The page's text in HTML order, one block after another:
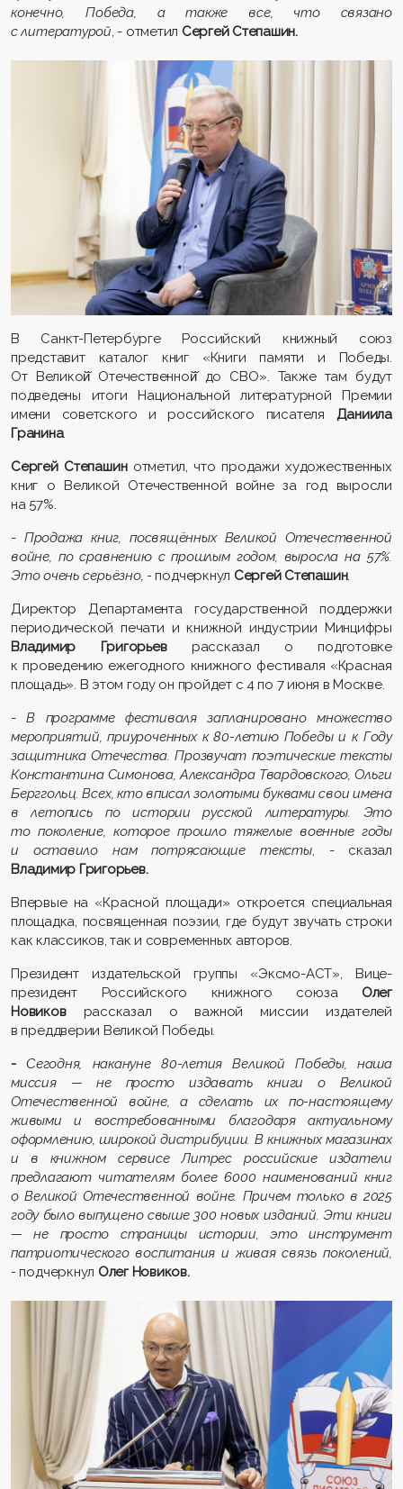
конечно, Победа, а также все, что связано
с литературой, - отметил Сергей Степашин.
В Санкт-Петербурге Российский книжный союз
представит каталог книг «Книги памяти и Победы.
От Великой̆ Отечественной̆ до СВО». Также там будут
подведены итоги Национальной литературной Премии
имени советского и российского писателя Даниила
Гранина.
Сергей Степашинотметил, что продажи художественных
книг о Великой Отечественной войне за год выросли
на 57%.
- Продажа книг, посвящённых Великой Отечественной
войне, по сравнению с прошлым годом, выросла на 57%.
Это очень серьёзно, -подчеркнул Сергей Степашин.
Директор Департамента государственной поддержки
периодической печати и книжной индустрии Минцифры
Владимир Григорьев рассказал о подготовке
к проведению ежегодного книжного фестиваля «Красная
площадь». В этом году он пройдет с 4 по 7 июня в Москве.
-В программе фестиваля запланировано множество
мероприятий, приуроченных к 80-летию Победы и к Году
защитника Отечества. Прозвучат поэтические тексты
Константина Симонова, Александра Твардовского, Ольги
Берггольц. Всех, кто вписал золотыми буквами свои имена
в летопись по истории русской литературы. Это
то поколение, которое прошло тяжелые военные годы
и оставило нам потрясающие тексты, - сказал
Владимир Григорьев.
Впервые на «Красной площади» откроется специальная
площадка, посвященная поэзии, где будут звучать строки
как классиков, так и современных авторов.
Президент издательской группы «Эксмо-АСТ», Вице-
президент Российского книжного союза Олег
Новиков рассказал о важной миссии издателей
в преддверии Великой Победы.
-Сегодня, накануне 80-летия Великой Победы, наша
миссия — не просто издавать книги о Великой
Отечественной войне, а сделать их по-настоящему
живыми и востребованными благодаря актуальному
оформлению, широкой дистрибуции. В книжных магазинах
и в книжном сервисе Литрес российские издатели
предлагают читателям более 6000 наименований книг
о Великой Отечественной войне. Причем только в 2025
году было выпущено свыше 300 новых изданий. Эти книги
— не просто страницы истории, это инструмент
патриотического воспитания и живая связь поколений,
-подчеркнул Олег Новиков.